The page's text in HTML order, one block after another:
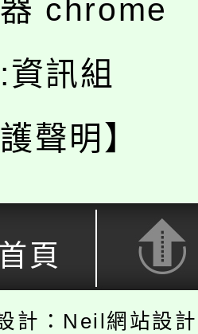
chrome
訊組
聲明】
頁
計：Neil網站設